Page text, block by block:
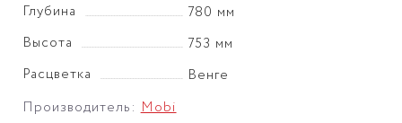
Глубина
780 мм
Высота
753 мм
Расцветка
Венге
Производитель:Mobi